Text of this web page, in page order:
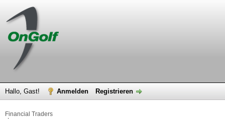
Hallo, Gast! Anmelden Registrieren
Financial Traders